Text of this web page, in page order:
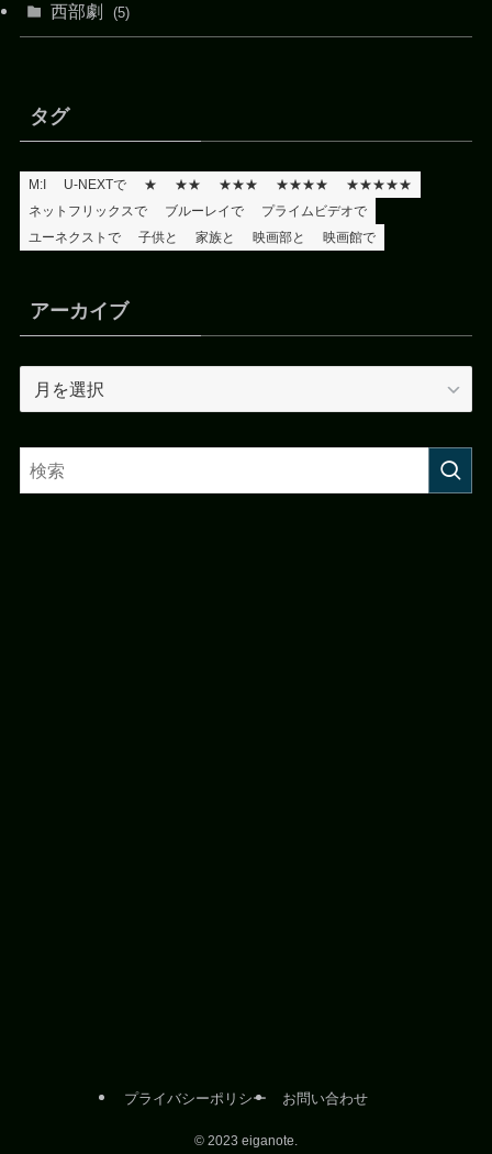
西部劇 (5)
タグ
M:I U-NEXTで ★ ★★ ★★★ ★★★★
★★★★★
ネットフリックスで
ブルーレイで
プライムビデオで
ユーネクストで
子供と 家族と 映画部と 映画館で
アーカイブ
ー
イ
ブ
プライバシーポリシー お問い合わせ
© 2023 eiganote.